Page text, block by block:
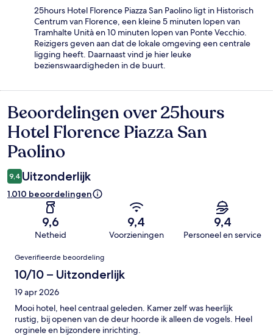
25hours Hotel Florence Piazza San Paolino ligt in Historisch
Centrum van Florence, een kleine 5 minuten lopen van
Tramhalte Unità en 10 minuten lopen van Ponte Vecchio.
Reizigers geven aan dat de lokale omgeving een centrale
ligging heeft. Daarnaast vind je hier leuke
bezienswaardigheden in de buurt.
Beoordelingen
Beoordelingen over 25hours
Hotel Florence Piazza San
Paolino
9,4 Uitzonderlijk
1.010 beoordelingen
9,6
Netheid
9,4
Voorzieningen
9,4
Personeel en service
Beoordelingen
Geverifieerde beoordeling
10/10 – Uitzonderlijk
19 apr 2026
Mooi hotel, heel centraal geleden. Kamer zelf was heerlijk
rustig, bij openen van de deur hoorde ik alleen de vogels. Heel
orginele en bijzondere inrichting.